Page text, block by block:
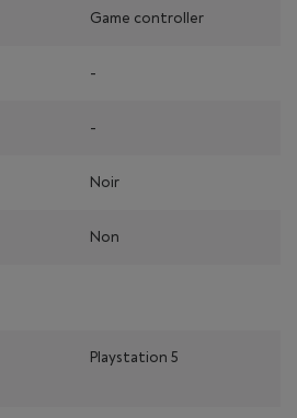
Game controller
-
-
Noir
Non
Playstation 5